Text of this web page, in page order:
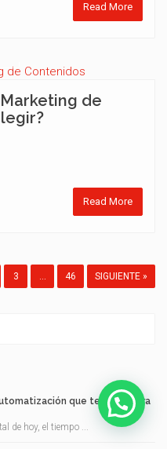
Read More
de
Read More
3 46 SIGUIENTE »
que te Empodera
de hoy, el tiempo ...
ayuda?